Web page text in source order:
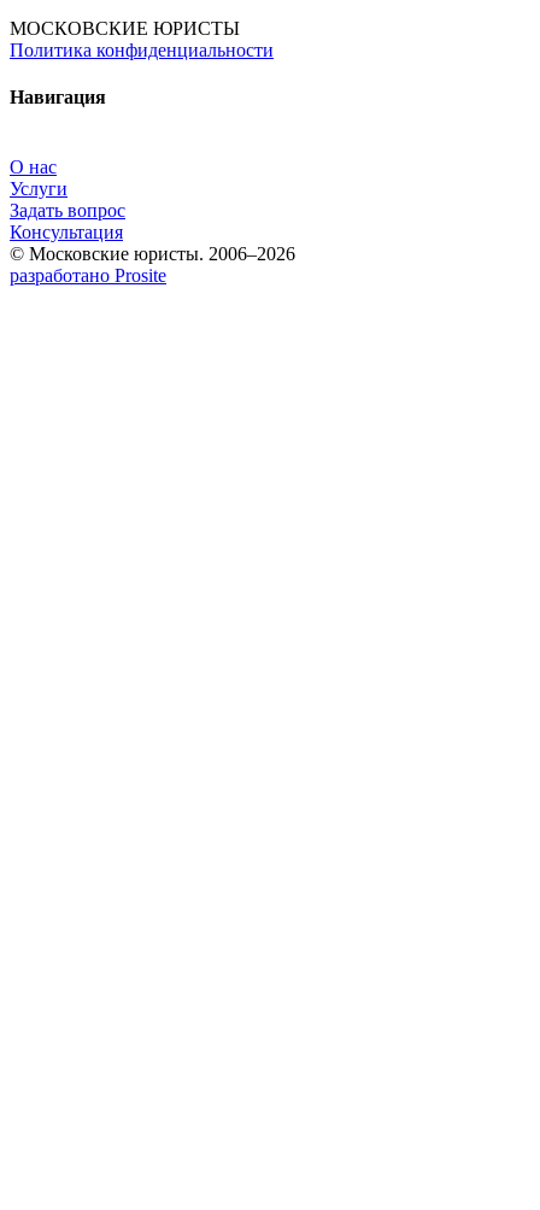
МОСКОВСКИЕ ЮРИСТЫ
Политика конфиденциальности
Навигация
О нас
Услуги
Задать вопрос
Консультация
© Московские юристы. 2006–2026
разработано Prosite